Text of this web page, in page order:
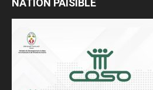
NATION PAISIBLE